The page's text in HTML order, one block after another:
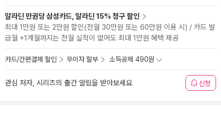
알라딘 만권당 삼성카드, 알라딘 15% 청구 할인
최대 1만원 또는 2만원 할인(전월 30만원 또는 60만원 이용 시) / 카드 발
급월 +1개월까지는 전월 실적이 없어도 최대 1만원 혜택 제공
카드/간편결제 할인 무이자 할부 소득공제 490원
관심 저자, 시리즈의 출간 알림을 받아보세요 신청